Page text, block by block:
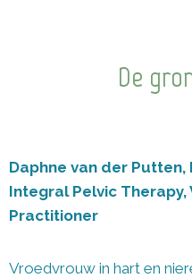
De
Daphne van der Putten,
Integral Pelvic Therapy,
Practitioner
Vroedvrouw in hart en